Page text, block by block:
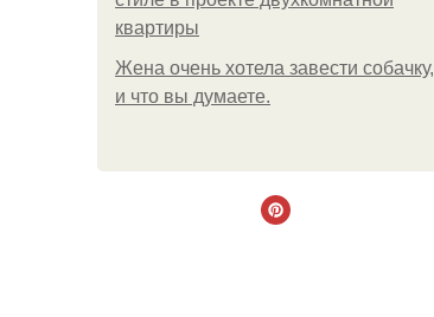
квартиры
Жена очень хотела завести собачку,
и что вы думаете.